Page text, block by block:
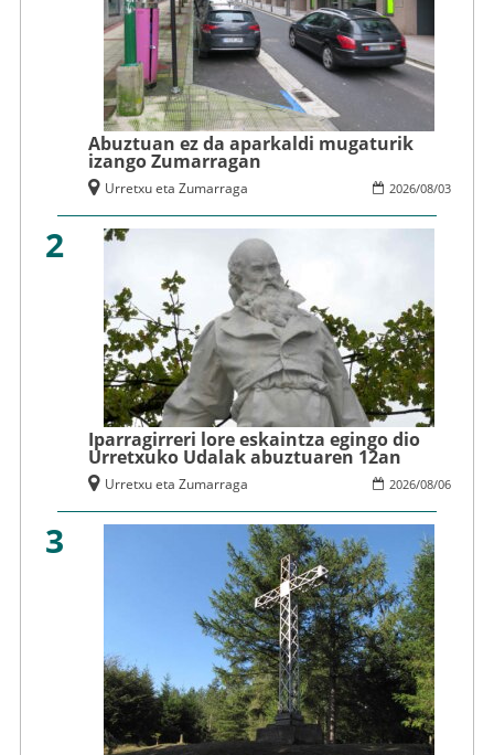
Abuztuan ez da aparkaldi mugaturik
izango Zumarragan
2026/08/03
Urretxu eta Zumarraga
2
Iparragirreri lore eskaintza egingo dio
Urretxuko Udalak abuztuaren 12an
2026/08/06
Urretxu eta Zumarraga
3